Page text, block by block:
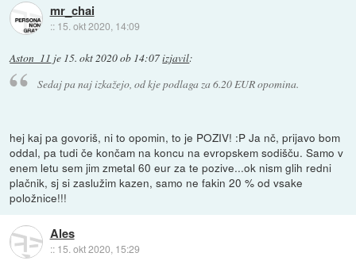
mr_chai
:: 15. okt 2020, 14:09
Aston_11 je 15. okt 2020 ob 14:07izjavil:
Sedaj pa naj izkažejo, od kje podlaga za 6.20 EUR opomina.
hej kaj pa govoriš, ni to opomin, to je POZIV! :P Ja nč, prijavo bom
oddal, pa tudi če končam na koncu na evropskem sodišču. Samo v
enem letu sem jim zmetal 60 eur za te pozive...ok nism glih redni
plačnik, sj si zaslužim kazen, samo ne fakin 20 % od vsake
položnice!!!
Ales
:: 15. okt 2020, 15:29